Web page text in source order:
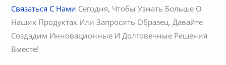
Связаться С Нами Сегодня, Чтобы Узнать Больше О
Наших Продуктах Или Запросить Образец. Давайте
Создадим Инновационные И Долговечные Решения
Вместе!